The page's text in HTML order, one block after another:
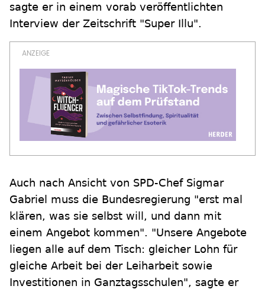
sagte er in einem vorab veröffentlichten
Interview der Zeitschrift "Super Illu".
Auch nach Ansicht von SPD-Chef Sigmar
Gabriel muss die Bundesregierung "erst mal
klären, was sie selbst will, und dann mit
einem Angebot kommen". "Unsere Angebote
liegen alle auf dem Tisch: gleicher Lohn für
gleiche Arbeit bei der Leiharbeit sowie
Investitionen in Ganztagsschulen", sagte er